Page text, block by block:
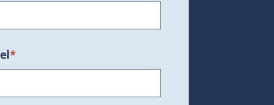
fenêtre.)
*